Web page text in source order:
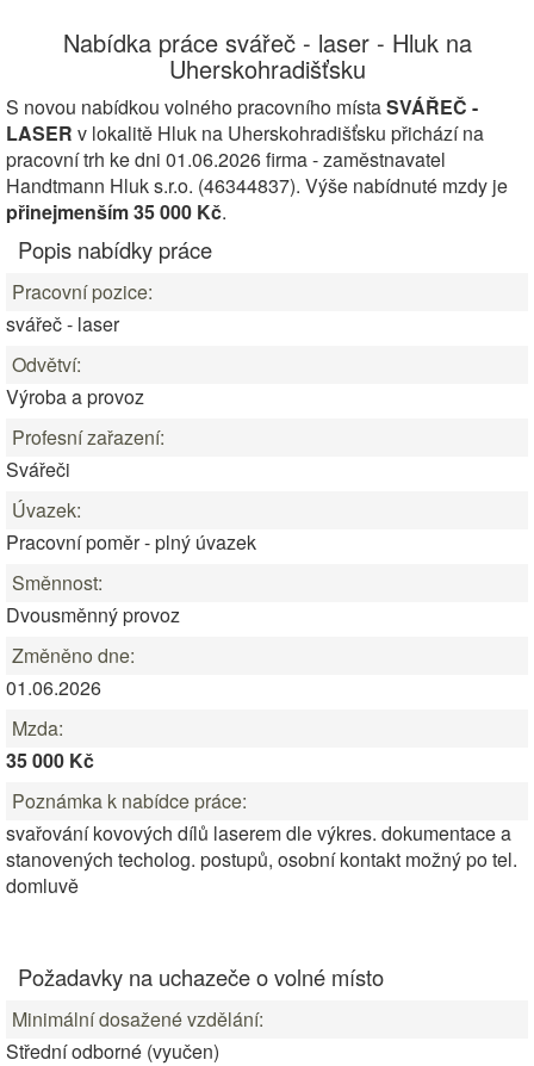
Nabídka práce svářeč - laser - Hluk na
Uherskohradišťsku
S novou nabídkou volného pracovního místaSVÁŘEČ -
LASER v lokalitě Hluk na Uherskohradišťsku přichází na
pracovní trh ke dni 01.06.2026 firma - zaměstnavatel
Handtmann Hluk s.r.o. (46344837). Výše nabídnuté mzdy je
přinejmenším 35 000 Kč.
Popis nabídky práce
Pracovní pozice:
svářeč - laser
Odvětví:
Výroba a provoz
Profesní zařazení:
Svářeči
Úvazek:
Pracovní poměr - plný úvazek
Směnnost:
Dvousměnný provoz
Změněno dne:
01.06.2026
Mzda:
35 000 Kč
Poznámka k nabídce práce:
svařování kovových dílů laserem dle výkres. dokumentace a
stanovených techolog. postupů, osobní kontakt možný po tel.
domluvě
Požadavky na uchazeče o volné místo
Minimální dosažené vzdělání:
Střední odborné (vyučen)